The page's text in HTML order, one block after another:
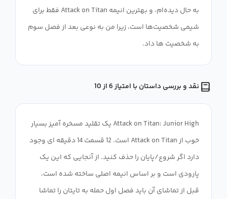
به حال دیده‌ام، و بهترین انیمه Attack on Titan فقط برای
شیمی شخصیت‌ها است، زیرا من به نوعی بعد از فصل سوم
به شخصیت ها داد.
نقد و بررسی داستان با امتیاز 6 از 10
Attack on Titan: Junior High یک تقلید مسخره آمیز بسیار
خوب از Attack on Titan است. 12 قسمت 14 دقیقه ای وجود
دارد اگر شروع/پایان را حذف کنید. از آنجایی که این یک
پارودی است و بر اساس انیمه اصلی ساخته شده است،
قبل از تماشای آن باید فصل اول حمله به تایتان را تماشا